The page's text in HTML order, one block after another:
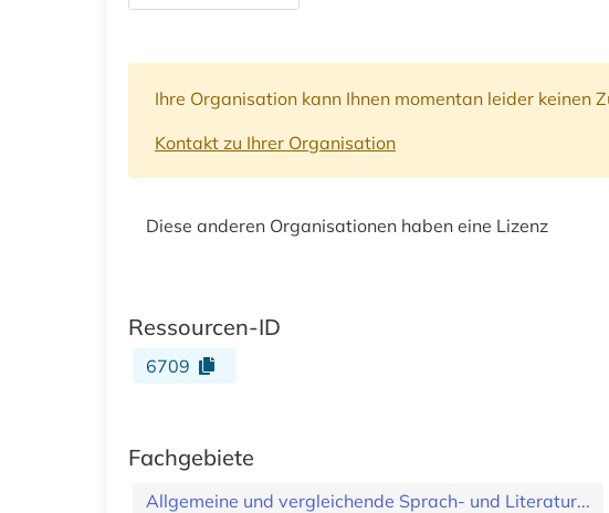
Ihre Organisation kann Ihnen momentan leider keinen
Kontakt zu Ihrer Organisation
Diese anderen Organisationen haben eine Lizenz
Ressourcen-ID
6709
Fachgebiete
Allgemeine und vergleichende Sprach- und Literatur...